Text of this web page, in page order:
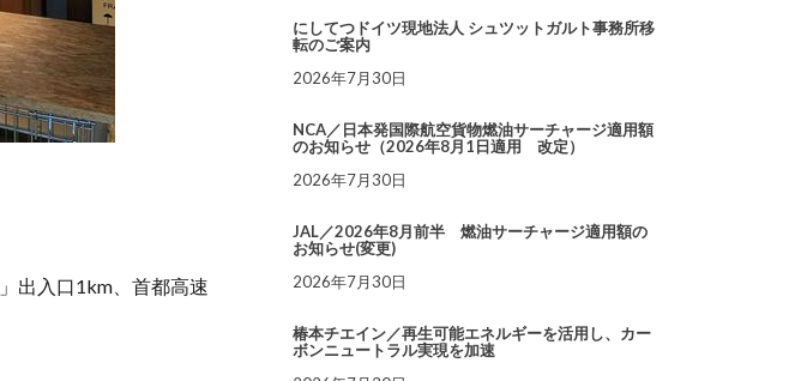
出入口1km、首都高速
にしてつドイツ現地法人 シュツットガルト事務所移
転のご案内
2026年7月30日
NCA／日本発国際航空貨物燃油サーチャージ適用額
のお知らせ（2026年8月1日適用 改定）
2026年7月30日
JAL／2026年8月前半 燃油サーチャージ適用額の
お知らせ(変更)
2026年7月30日
椿本チエイン／再生可能エネルギーを活用し、カー
ボンニュートラル実現を加速